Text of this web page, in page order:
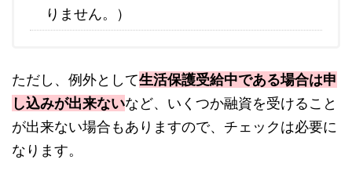
りません。）
ただし、例外として生活保護受給中である場合は申
し込みが出来ないなど、いくつか融資を受けること
が出来ない場合もありますので、チェックは必要に
なります。